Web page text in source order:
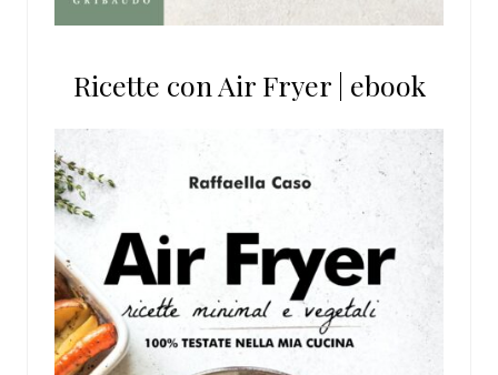
Ricette con Air Fryer | ebook